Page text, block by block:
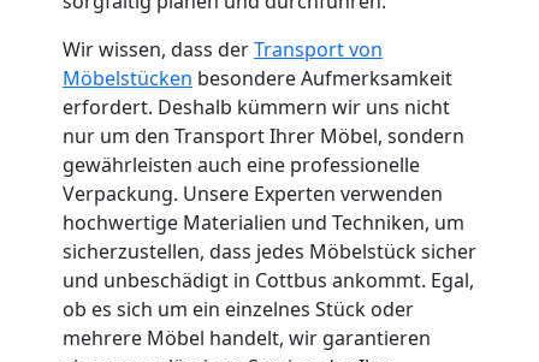
Wir wissen, dass derTransport von
Möbelstücken besondere Aufmerksamkeit
erfordert. Deshalb kümmern wir uns nicht
nur um den Transport Ihrer Möbel, sondern
gewährleisten auch eine professionelle
Verpackung. Unsere Experten verwenden
hochwertige Materialien und Techniken, um
sicherzustellen, dass jedes Möbelstück sicher
und unbeschädigt in Cottbus ankommt. Egal,
ob es sich um ein einzelnes Stück oder
mehrere Möbel handelt, wir garantieren
Wolfsberg
Umzug
und
Lagerung
Wolfsberg